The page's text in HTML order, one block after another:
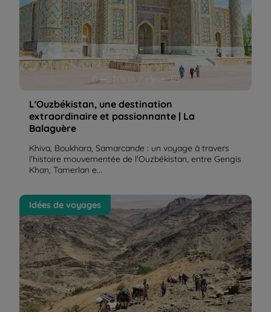
© FOTOLIA / efesenko
L'Ouzbékistan, une destination
extraordinaire et passionnante | La
Balaguère
Khiva, Boukhara, Samarcande : un voyage à travers
l'histoire mouvementée de l'Ouzbékistan, entre Gengis
Khan, Tamerlan e...
L'Ouzbékistan, au carrefour de la Route de la Soie |
La Balaguère
Idées de voyages